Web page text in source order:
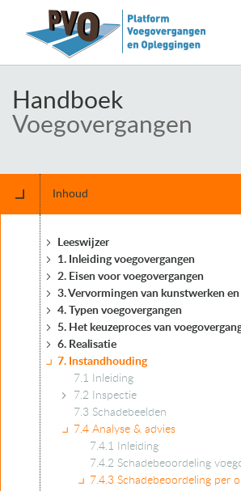
Handboek
Voegovergangen
Inhoud
Leeswijzer
1. Inleiding voegovergangen
2. Eisen voor voegovergangen
3. Vervormingen van kunstwerken en
4. Typen voegovergangen
5. Het keuzeproces van
6. Realisatie
7. Instandhouding
7.1 Inleiding
7.2 Inspectie
7.3 Schadebeelden
7.4 Analyse & advies
7.4.1 Inleiding
7.4.2 Schadebeoordeling
7.4.3 Schadebeoordeling per